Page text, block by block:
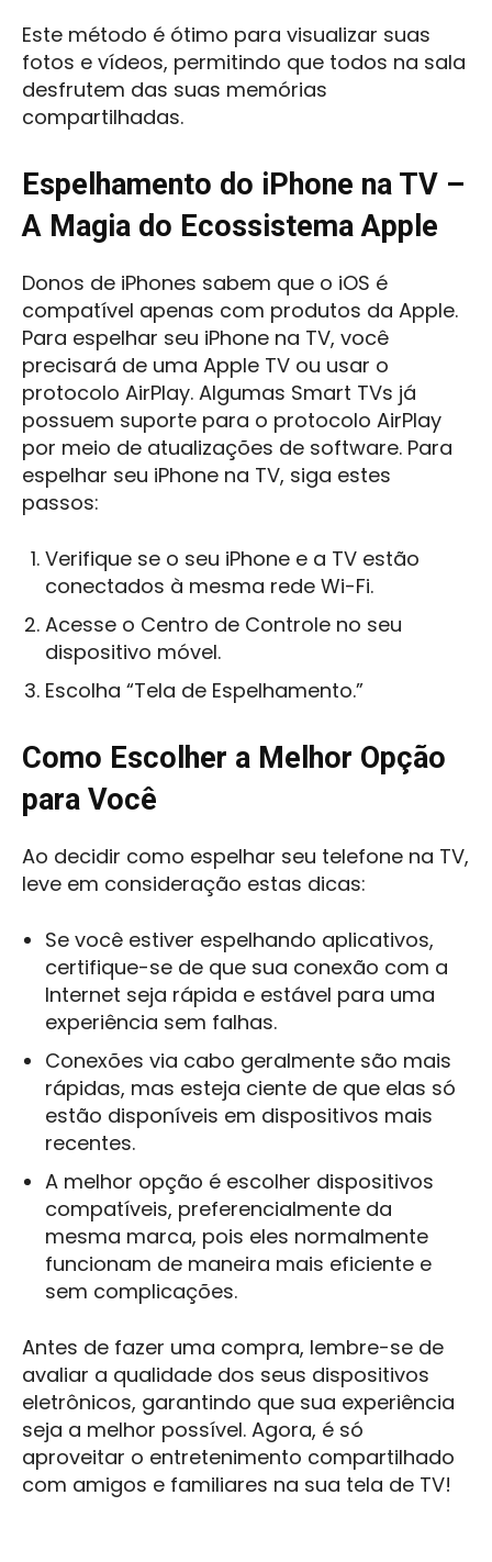
Este método é ótimo para visualizar suas
fotos e vídeos, permitindo que todos na sala
desfrutem das suas memórias
compartilhadas.
Espelhamento do iPhone na TV –
A Magia do Ecossistema Apple
Donos de iPhones sabem que o iOS é
compatível apenas com produtos da Apple.
Para espelhar seu iPhone na TV, você
precisará de uma Apple TV ou usar o
protocolo AirPlay. Algumas Smart TVs já
possuem suporte para o protocolo AirPlay
por meio de atualizações de software. Para
espelhar seu iPhone na TV, siga estes
passos:
Verifique se o seu iPhone e a TV estão
conectados à mesma rede Wi-Fi.
Acesse o Centro de Controle no seu
dispositivo móvel.
Escolha “Tela de Espelhamento.”
Como Escolher a Melhor Opção
para Você
Ao decidir como espelhar seu telefone na TV,
leve em consideração estas dicas:
Se você estiver espelhando aplicativos,
certifique-se de que sua conexão com a
Internet seja rápida e estável para uma
experiência sem falhas.
Conexões via cabo geralmente são mais
rápidas, mas esteja ciente de que elas só
estão disponíveis em dispositivos mais
recentes.
A melhor opção é escolher dispositivos
compatíveis, preferencialmente da
mesma marca, pois eles normalmente
funcionam de maneira mais eficiente e
sem complicações.
Antes de fazer uma compra, lembre-se de
avaliar a qualidade dos seus dispositivos
eletrônicos, garantindo que sua experiência
seja a melhor possível. Agora, é só
aproveitar o entretenimento compartilhado
com amigos e familiares na sua tela de TV!